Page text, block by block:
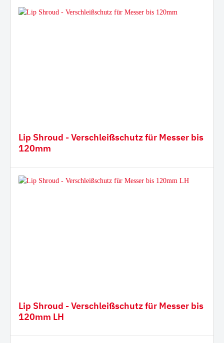
Lip Shroud - Verschleißschutz für Messer bis
120mm
Lip Shroud - Verschleißschutz für Messer bis
120mm LH